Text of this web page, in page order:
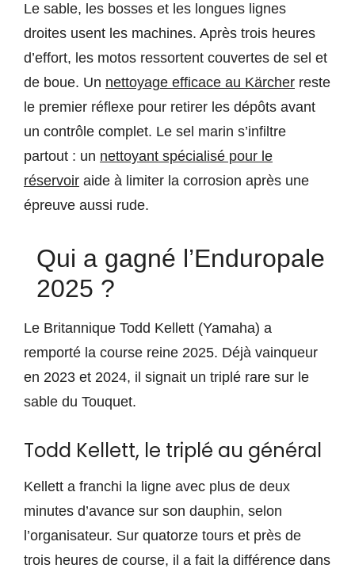
Le sable, les bosses et les longues lignes
droites usent les machines. Après trois heures
d’effort, les motos ressortent couvertes de sel et
de boue. Un nettoyage efficace au Kärcher reste
le premier réflexe pour retirer les dépôts avant
un contrôle complet. Le sel marin s’infiltre
partout : un nettoyant spécialisé pour le
réservoir aide à limiter la corrosion après une
épreuve aussi rude.
Qui a gagné l’Enduropale
2025 ?
Le Britannique Todd Kellett (Yamaha) a
remporté la course reine 2025. Déjà vainqueur
en 2023 et 2024, il signait un triplé rare sur le
sable du Touquet.
Todd Kellett, le triplé au général
Kellett a franchi la ligne avec plus de deux
minutes d’avance sur son dauphin, selon
l’organisateur. Sur quatorze tours et près de
trois heures de course, il a fait la différence dans